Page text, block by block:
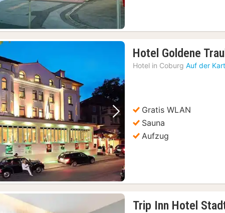
Vorheriges Bild Nächstes Bild
Hotel Goldene
Hotel in Coburg Auf der
Gratis WLAN
Sauna
Aufzug
Trip Inn Hotel